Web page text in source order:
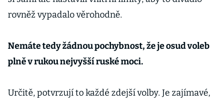
rovněž vypadalo věrohodně.
Nemáte tedy žádnou pochybnost, že je osud voleb
plně v rukou nejvyšší ruské moci.
Určitě, potvrzují to každé zdejší volby. Je zajímavé,